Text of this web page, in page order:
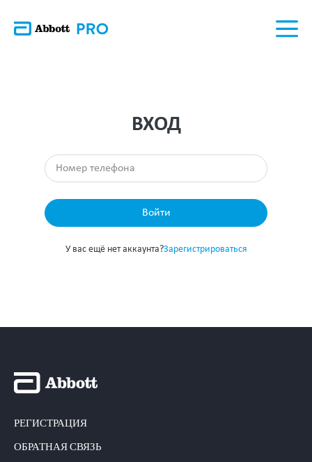
ВХОД
Войти
У вас ещё нет аккаунта?Зарегистрироваться
РЕГИСТРАЦИЯ
ОБРАТНАЯ СВЯЗЬ